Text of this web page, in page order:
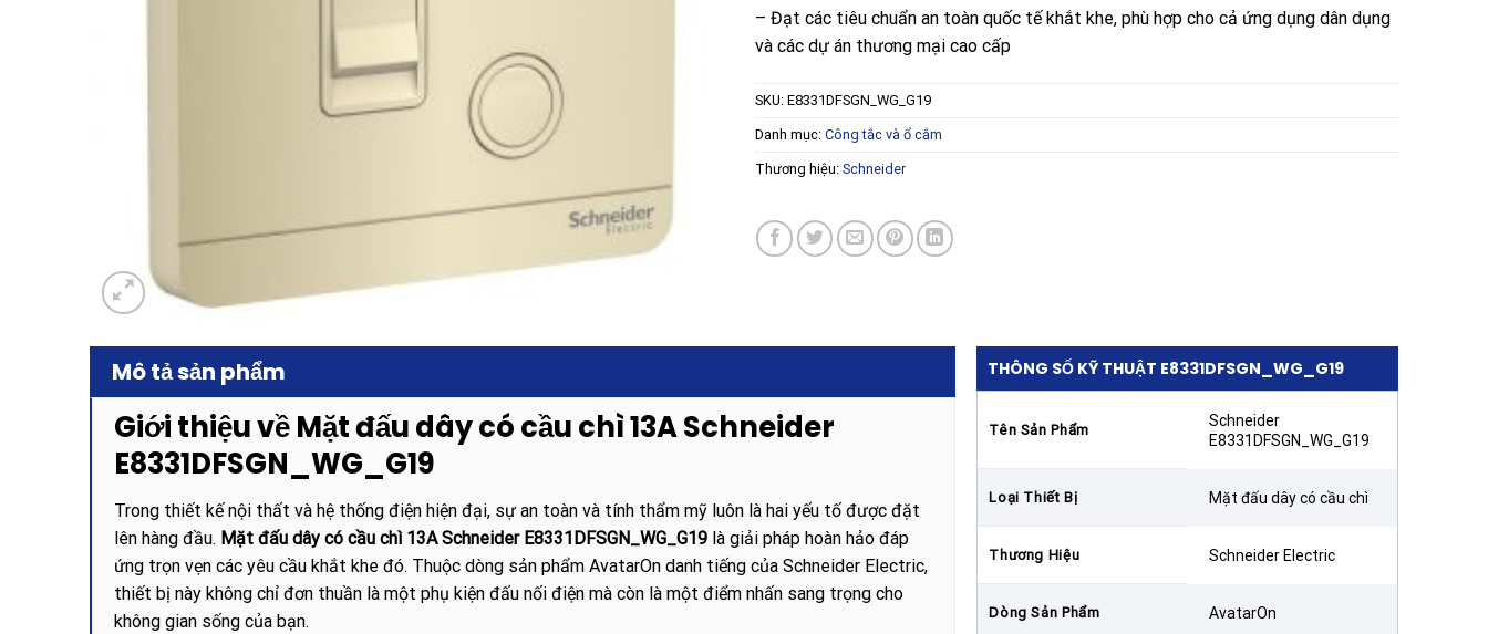
– Đạt các tiêu chuẩn an toàn quốc tế khắt khe, phù hợp cho cả ứng dụng dân dụng
và các dự án thương mại cao cấp
SKU: E8331DFSGN_WG_G19
Danh mục: Công tắc và ổ cắm
Thương hiệu: Schneider
Mô tả sản phẩm
Giới thiệu về Mặt đấu dây có cầu chì 13A Schneider
E8331DFSGN_WG_G19
Trong thiết kế nội thất và hệ thống điện hiện đại, sự an toàn và tính thẩm mỹ luôn là hai yếu tố được đặt
lên hàng đầu. Mặt đấu dây có cầu chì 13A Schneider E8331DFSGN_WG_G19là giải pháp hoàn hảo đáp
ứng trọn vẹn các yêu cầu khắt khe đó. Thuộc dòng sản phẩm AvatarOn danh tiếng của Schneider Electric,
thiết bị này không chỉ đơn thuần là một phụ kiện đấu nối điện mà còn là một điểm nhấn sang trọng cho
không gian sống của bạn.
THÔNG SỐ KỸ THUẬT E8331DFSGN_WG_G19
Tên Sản Phẩm
Schneider
E8331DFSGN_WG_G19
Loại Thiết Bị Mặt đấu dây có cầu chì
Thương Hiệu Schneider Electric
Dòng Sản Phẩm AvatarOn